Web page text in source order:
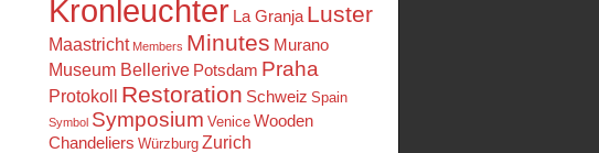
Kronleuchter La Granja Luster
Maastricht Members Minutes Murano
Museum Bellerive Potsdam Praha
Protokoll Restoration Schweiz Spain
Symbol Symposium Venice Wooden
Chandeliers Würzburg Zurich